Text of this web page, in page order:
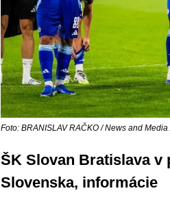
Foto: BRANISLAV RAČKO / News and
ŠK Slovan Bratislava v
Slovenska, informácie